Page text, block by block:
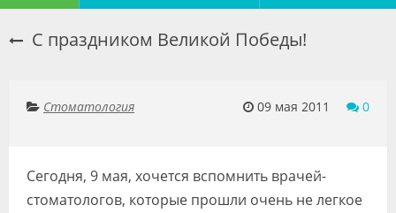
Вакансии
Объявления
С праздником Великой Победы!
Стоматология 09 мая 2011 0
Сегодня, 9 мая, хочется вспомнить врачей-
стоматологов, которые прошли очень не легкое